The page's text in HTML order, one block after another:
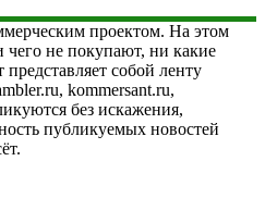
проектом. На этом
чего не покупают, ни какие
собой ленту
kommersant.ru,
без искажения,
публикуемых новостей